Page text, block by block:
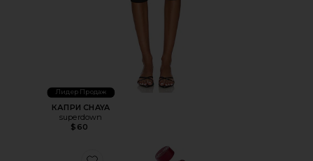
Лидер Продаж
КАПРИ CHAYA
superdown
$60